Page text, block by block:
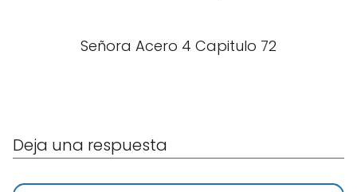
Señora Acero 4 Capitulo 72
Deja una respuesta